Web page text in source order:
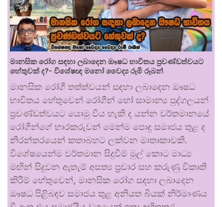
මානසික රෝග සඳහා ලබාදෙන ඖෂධ භාවිතය ප්‍රචණ්ඩත්වයට
හේතුවක් ද?- විශේෂඥ මනෝ වෛද්‍ය රූමි රූබන්
මානසික රෝගී තත්ත්වයන් සඳහා ලබාදෙන ඖෂධ
භාවිතය හේතුවෙන් රෝගීන් හෝ සාමාන්‍ය පුද්ගලයන්
ප්‍රචණ්ඩත්වයට යොමු විය හැකි ද යන්න වර්තමානයේ
රෝගීන්ගේ භාරකරුවන් මෙන්ම පොදු සමාජය තුළ ද
නිරන්තරයෙන් කතාබහට ලක්වන මාතෘකාවකි.
විශේෂයෙන්ම වර්තමාන සිදුවීම් මුල් කොට මාධ්‍ය
මඟින් සිදුවන ඇතැම් අසත්‍ය ප්‍රචාර සහ කරුණු විකෘති
කිරීම් හේතුවෙන්, මානසික රෝග සඳහා ලබාදෙන
ඖෂධ පිළිබඳව සමාජය තුළ අනියත බියක් නිර්මාණය